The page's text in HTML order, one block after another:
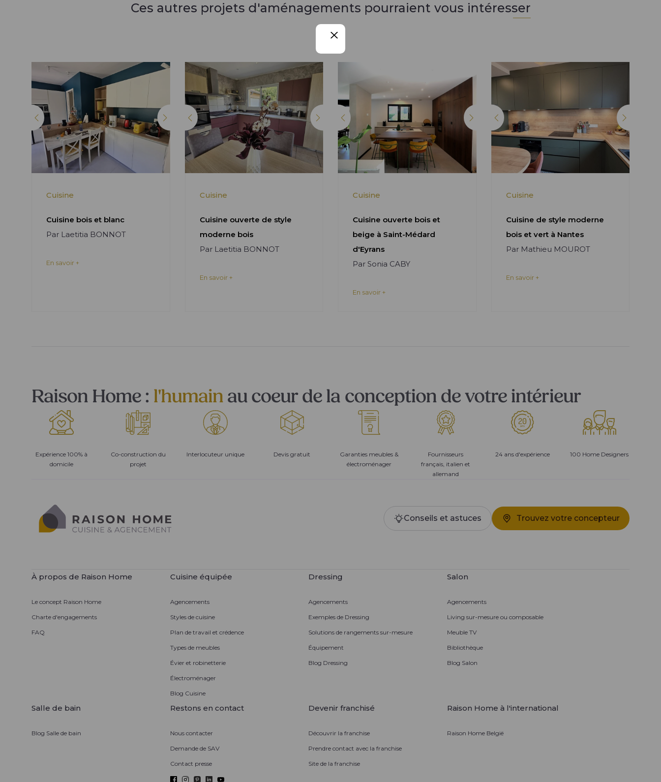
Ces autres projets d'aménagements pourraient vous intéresser
Cuisine
Cuisine bois et blanc
Par Laetitia BONNOT
En savoir +
Cuisine
Cuisine ouverte de style
moderne bois
Par Laetitia BONNOT
En savoir +
Cuisine
Cuisine ouverte bois et
beige à Saint-Médard
d'Eyrans
Par Sonia CABY
En savoir +
Cuisine
Cuisine de style moderne
bois et vert à Nantes
Par Mathieu MOUROT
En savoir +
Raison Home : l'humainau coeur de la conception de votre intérieur
Expérience 100% à
domicile
Co-construction du
projet
Interlocuteur unique Devis gratuit
Garanties meubles &
électroménager
Fournisseurs
français, italien et
allemand
24 ans d'expérience 100 Home Designers
Conseils et astuces Trouvez votre concepteur
À propos de Raison Home
Le concept Raison Home
Charte d'engagements
FAQ
Cuisine équipée
Agencements
Styles de cuisine
Plan de travail et crédence
Types de meubles
Évier et robinetterie
Électroménager
Blog Cuisine
Dressing
Agencements
Exemples de Dressing
Solutions de rangements sur-mesure
Équipement
Blog Dressing
Salon
Agencements
Living sur-mesure ou composable
Meuble TV
Bibliothèque
Blog Salon
Salle de bain
Blog Salle de bain
Restons en contact
Nous contacter
Demande de SAV
Contact presse
Devenir franchisé
Découvrir la franchise
Prendre contact avec la franchise
Site de la franchise
Raison Home à l'international
Raison Home België